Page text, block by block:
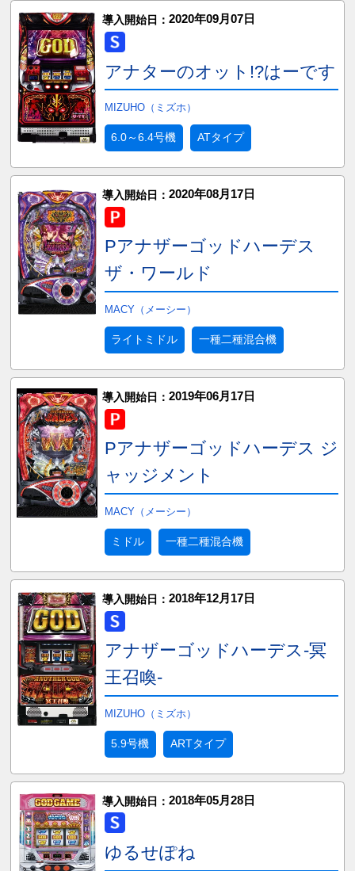
導入開始日： 2020年09月07日
アナターのオット!?はーです
MIZUHO（ミズホ）
6.0～6.4号機 ATタイプ
導入開始日： 2020年08月17日
Pアナザーゴッドハーデス
ザ・ワールド
MACY（メーシー）
ライトミドル 一種二種混合機
導入開始日： 2019年06月17日
Pアナザーゴッドハーデス ジ
ャッジメント
MACY（メーシー）
ミドル 一種二種混合機
導入開始日： 2018年12月17日
アナザーゴッドハーデス-冥
王召喚-
MIZUHO（ミズホ）
5.9号機 ARTタイプ
導入開始日： 2018年05月28日
ゆるせぽね